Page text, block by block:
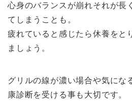
心身のバランスが崩れそれが長
てしまうことも。
疲れていると感じたら休養をと
ましょう。
グリルの線が濃い場合や気にな
康診断を受ける事も大切です。